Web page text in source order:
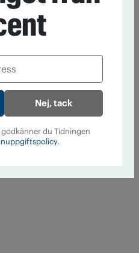
Nej, tack
du Tidningen